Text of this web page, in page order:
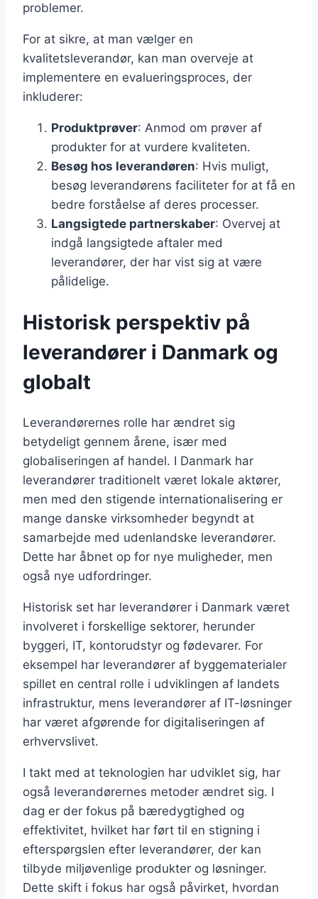
problemer.
For at sikre, at man vælger en
kvalitetsleverandør, kan man overveje at
implementere en evalueringsproces, der
inkluderer:
Produktprøver: Anmod om prøver af
produkter for at vurdere kvaliteten.
Besøg hos leverandøren: Hvis muligt,
besøg leverandørens faciliteter for at få en
bedre forståelse af deres processer.
Langsigtede partnerskaber: Overvej at
indgå langsigtede aftaler med
leverandører, der har vist sig at være
pålidelige.
Historisk perspektiv på
leverandører i Danmark og
globalt
Leverandørernes rolle har ændret sig
betydeligt gennem årene, især med
globaliseringen af handel. I Danmark har
leverandører traditionelt været lokale aktører,
men med den stigende internationalisering er
mange danske virksomheder begyndt at
samarbejde med udenlandske leverandører.
Dette har åbnet op for nye muligheder, men
også nye udfordringer.
Historisk set har leverandører i Danmark været
involveret i forskellige sektorer, herunder
byggeri, IT, kontorudstyr og fødevarer. For
eksempel har leverandører af byggematerialer
spillet en central rolle i udviklingen af landets
infrastruktur, mens leverandører af IT-løsninger
har været afgørende for digitaliseringen af
erhvervslivet.
I takt med at teknologien har udviklet sig, har
også leverandørernes metoder ændret sig. I
dag er der fokus på bæredygtighed og
effektivitet, hvilket har ført til en stigning i
efterspørgslen efter leverandører, der kan
tilbyde miljøvenlige produkter og løsninger.
Dette skift i fokus har også påvirket, hvordan